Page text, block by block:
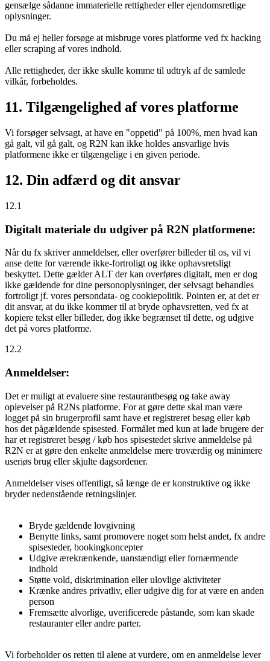
gensælge sådanne immaterielle rettigheder eller ejendomsretlige
oplysninger.
Du må ej heller forsøge at misbruge vores platforme ved fx hacking
eller scraping af vores indhold.
Alle rettigheder, der ikke skulle komme til udtryk af de samlede
vilkår, forbeholdes.
11. Tilgængelighed af vores platforme
Vi forsøger selvsagt, at have en "oppetid" på 100%, men hvad kan
gå galt, vil gå galt, og R2N kan ikke holdes ansvarlige hvis
platformene ikke er tilgængelige i en given periode.
12. Din adfærd og dit ansvar
12.1
Digitalt materiale du udgiver på R2N platformene:
Når du fx skriver anmeldelser, eller overfører billeder til os, vil vi
anse dette for værende ikke-fortroligt og ikke ophavsretsligt
beskyttet. Dette gælder ALT der kan overføres digitalt, men er dog
ikke gældende for dine personoplysninger, der selvsagt behandles
fortroligt jf. vores persondata- og cookiepolitik. Pointen er, at det er
dit ansvar, at du ikke kommer til at bryde ophavsretten, ved fx at
kopiere tekst eller billeder, dog ikke begrænset til dette, og udgive
det på vores platforme.
12.2
Anmeldelser:
Det er muligt at evaluere sine restaurantbesøg og take away
oplevelser på R2Ns platforme. For at gøre dette skal man være
logget på sin brugerprofil samt have et registreret besøg eller køb
hos det pågældende spisested. Formålet med kun at lade brugere der
har et registreret besøg / køb hos spisestedet skrive anmeldelse på
R2N er at gøre den enkelte anmeldelse mere troværdig og minimere
useriøs brug eller skjulte dagsordener.
Anmeldelser vises offentligt, så længe de er konstruktive og ikke
bryder nedenstående retningslinjer.
Bryde gældende lovgivning
Benytte links, samt promovere noget som helst andet, fx andre
spisesteder, bookingkoncepter
Udgive ærekrænkende, uanstændigt eller fornærmende
indhold
Støtte vold, diskrimination eller ulovlige aktiviteter
Krænke andres privatliv, eller udgive dig for at være en anden
person
Fremsætte alvorlige, uverificerede påstande, som kan skade
restauranter eller andre parter.
Vi forbeholder os retten til alene at vurdere, om en anmeldelse lever